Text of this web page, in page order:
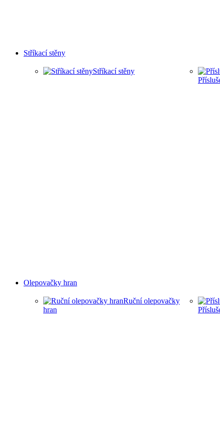
Stříkací stěny
Stříkací stěny
Olepovačky hran
Ruční olepovačky
hran